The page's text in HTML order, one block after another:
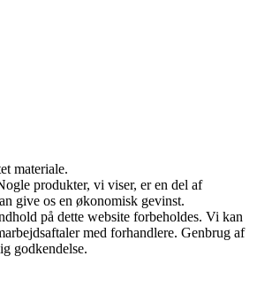
materiale.
produkter, vi viser, er en del af
give os en økonomisk gevinst.
på dette website forbeholdes. Vi kan
med forhandlere. Genbrug af
godkendelse.